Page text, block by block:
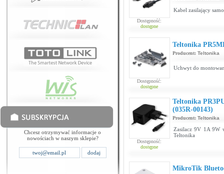
Chcesz otrzymywać informacje o
nowościach w naszym sklepie?
Dostępność:
dostępne
Kabel zasilający
Dostępność:
dostępne
Teltonika
Producent: Teltonika
Uchwyt do
Dostępność:
dostępne
Teltonika
(035R-00143)
Producent: Teltonika
Zasilacz 9V 1A 9W
Teltonika
MikroTik